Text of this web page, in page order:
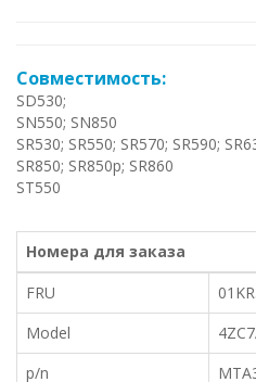
Совместимость:
SD530;
SN550; SN850
SR530; SR550; SR570; SR590;
SR850; SR850p; SR860
ST550
Номера для заказа
FRU
Model
p/n